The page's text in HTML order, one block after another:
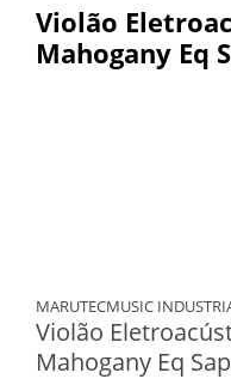
Violão
Mahogany Eq
MARUTECMUSIC
Violão
Mahogany Eq